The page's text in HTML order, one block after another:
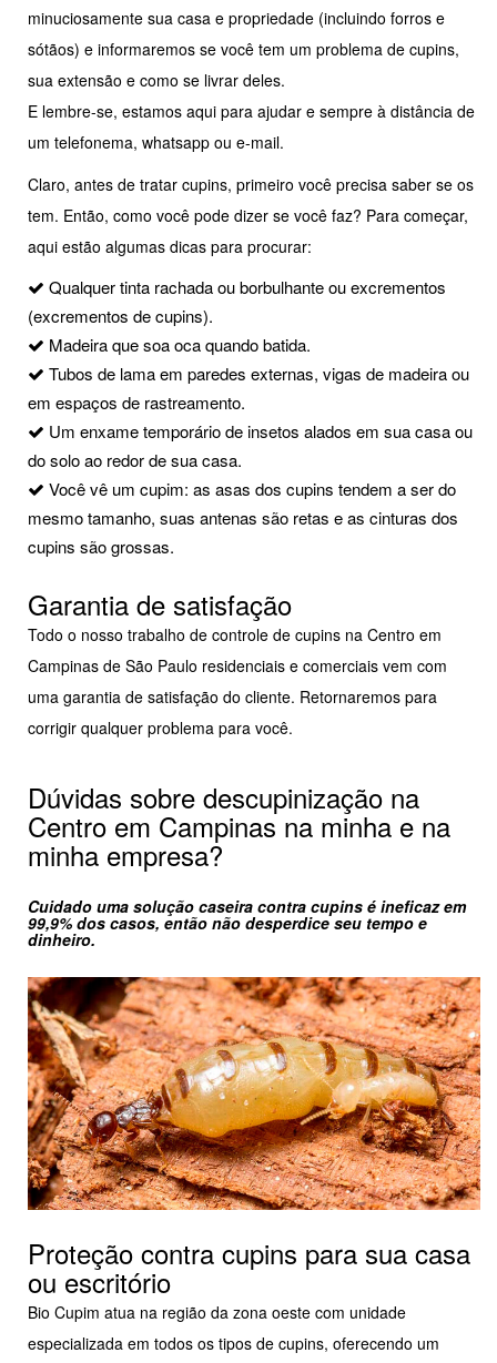
minuciosamente sua casa e propriedade (incluindo forros e
sótãos) e informaremos se você tem um problema de cupins,
sua extensão e como se livrar deles.
E lembre-se, estamos aqui para ajudar e sempre à distância de
um telefonema, whatsapp ou e-mail.
Claro, antes de tratar cupins, primeiro você precisa saber se os
tem. Então, como você pode dizer se você faz? Para começar,
aqui estão algumas dicas para procurar:
Qualquer tinta rachada ou borbulhante ou excrementos
(excrementos de cupins).
Madeira que soa oca quando batida.
Tubos de lama em paredes externas, vigas de madeira ou
em espaços de rastreamento.
Um enxame temporário de insetos alados em sua casa ou
do solo ao redor de sua casa.
Você vê um cupim: as asas dos cupins tendem a ser do
mesmo tamanho, suas antenas são retas e as cinturas dos
cupins são grossas.
Garantia de satisfação
Todo o nosso trabalho de controle de cupins na Centro em
Campinas de São Paulo residenciais e comerciais vem com
uma garantia de satisfação do cliente. Retornaremos para
corrigir qualquer problema para você.
Dúvidas sobre descupinização na
Centro em Campinas na minha e na
minha empresa?
Cuidado uma solução caseira contra cupins é ineficaz em
99,9% dos casos, então não desperdice seu tempo e
dinheiro.
Proteção contra cupins para sua casa
ou escritório
Bio Cupim atua na região da zona oeste com unidade
especializada em todos os tipos de cupins, oferecendo um